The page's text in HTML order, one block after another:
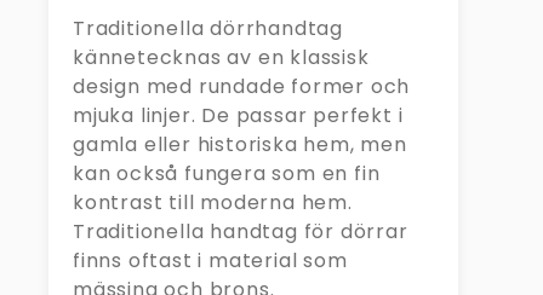
Traditionella dörrhandtag
kännetecknas av en klassisk
design med rundade former och
mjuka linjer. De passar perfekt i
gamla eller historiska hem, men
kan också fungera som en fin
kontrast till moderna hem.
Traditionella handtag för dörrar
finns oftast i material som